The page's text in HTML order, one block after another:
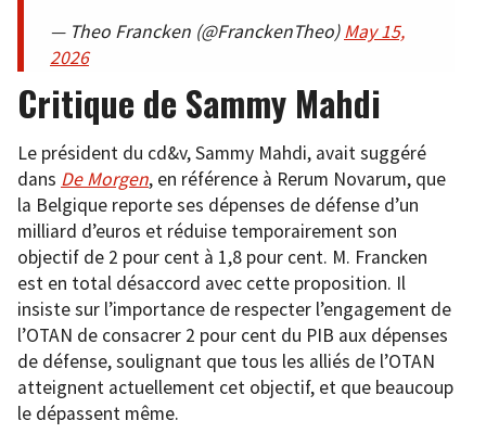
— Theo Francken (@FranckenTheo)May 15,
2026
Critique de Sammy Mahdi
Le président du cd&v, Sammy Mahdi, avait suggéré
dans De Morgen, en référence à Rerum Novarum, que
la Belgique reporte ses dépenses de défense d’un
milliard d’euros et réduise temporairement son
objectif de 2 pour cent à 1,8 pour cent. M. Francken
est en total désaccord avec cette proposition. Il
insiste sur l’importance de respecter l’engagement de
l’OTAN de consacrer 2 pour cent du PIB aux dépenses
de défense, soulignant que tous les alliés de l’OTAN
atteignent actuellement cet objectif, et que beaucoup
le dépassent même.